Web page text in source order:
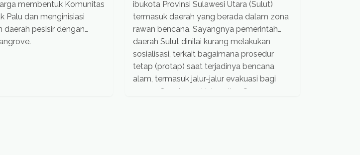
membentuk Komunitas
Palu dan menginisiasi
daerah pesisir dengan
ibukota Provinsi Sulawesi Utara (Sulut)
termasuk daerah yang berada dalam zona
rawan bencana. Sayangnya pemerintah
daerah Sulut dinilai kurang melakukan
sosialisasi, terkait bagaimana prosedur
tetap (protap) saat terjadinya bencana
alam, termasuk jalur-jalur evakuasi bagi
warga. Guru besar Universitas Sam